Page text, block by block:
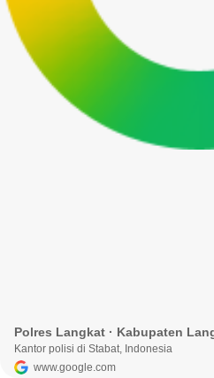
Kantor polisi di Stabat, Indonesia
www.google.com